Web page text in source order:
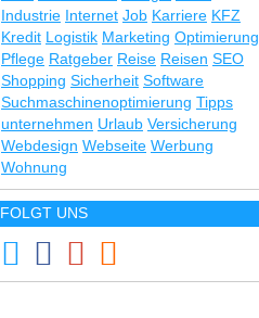
Industrie Internet Job Karriere KFZ
Kredit Logistik Marketing Optimierung
Pflege Ratgeber Reise Reisen SEO
Shopping Sicherheit Software
Suchmaschinenoptimierung Tipps
unternehmen Urlaub Versicherung
Webdesign Webseite Werbung
Wohnung
FOLGT UNS